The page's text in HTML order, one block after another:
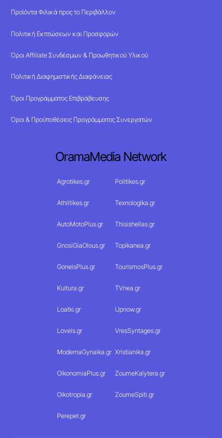
Προϊόντα Φιλικά προς το Περιβάλλον
Πολιτική Εκπτώσεων και Προσφορών
Όροι Affiliate Συνδέσμων & Προωθητικού Υλικού
Πολιτική Διαφημιστικής Διαφάνειας
Όροι Προγράμματος Επιβράβευσης
Όροι & Προϋποθέσεις Προγράμματος Συνεργατών
OramaMedia Network
Agrotikes.gr Politikes.gr
Athlitikes.gr Texnologika.gr
AutoMotoPlus.gr Thisishellas.gr
GnosiGiaOlous.gr Topikanea.gr
GoneisPlus.gr TourismosPlus.gr
Kultura.gr TVnea.gr
Loatki.gr Upnow.gr
Loveis.gr VresSyntages.gr
ModernaGynaika.gr Xristianika.gr
OikonomiaPlus.gr ZoumeKalytera.gr
Oikotropia.gr ZoumeSpiti.gr
Perepet.gr